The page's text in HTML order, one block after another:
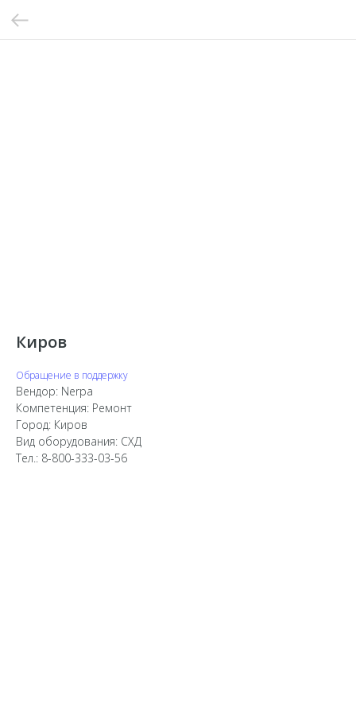
Киров
Обращение в поддержку
Вендор: Nerpa
Компетенция: Ремонт
Город: Киров
Вид оборудования: СХД
Тел.: 8-800-333-03-56